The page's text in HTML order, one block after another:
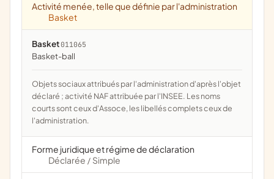
Activité menée, telle que définie par l'administration
Basket
Basket 011065
Basket-ball
Objets sociaux attribués par l'administration d'après l'objet
déclaré ; activité NAF attribuée par l'INSEE. Les noms
courts sont ceux d'Assoce, les libellés complets ceux de
l'administration.
Forme juridique et régime de déclaration
Déclarée / Simple